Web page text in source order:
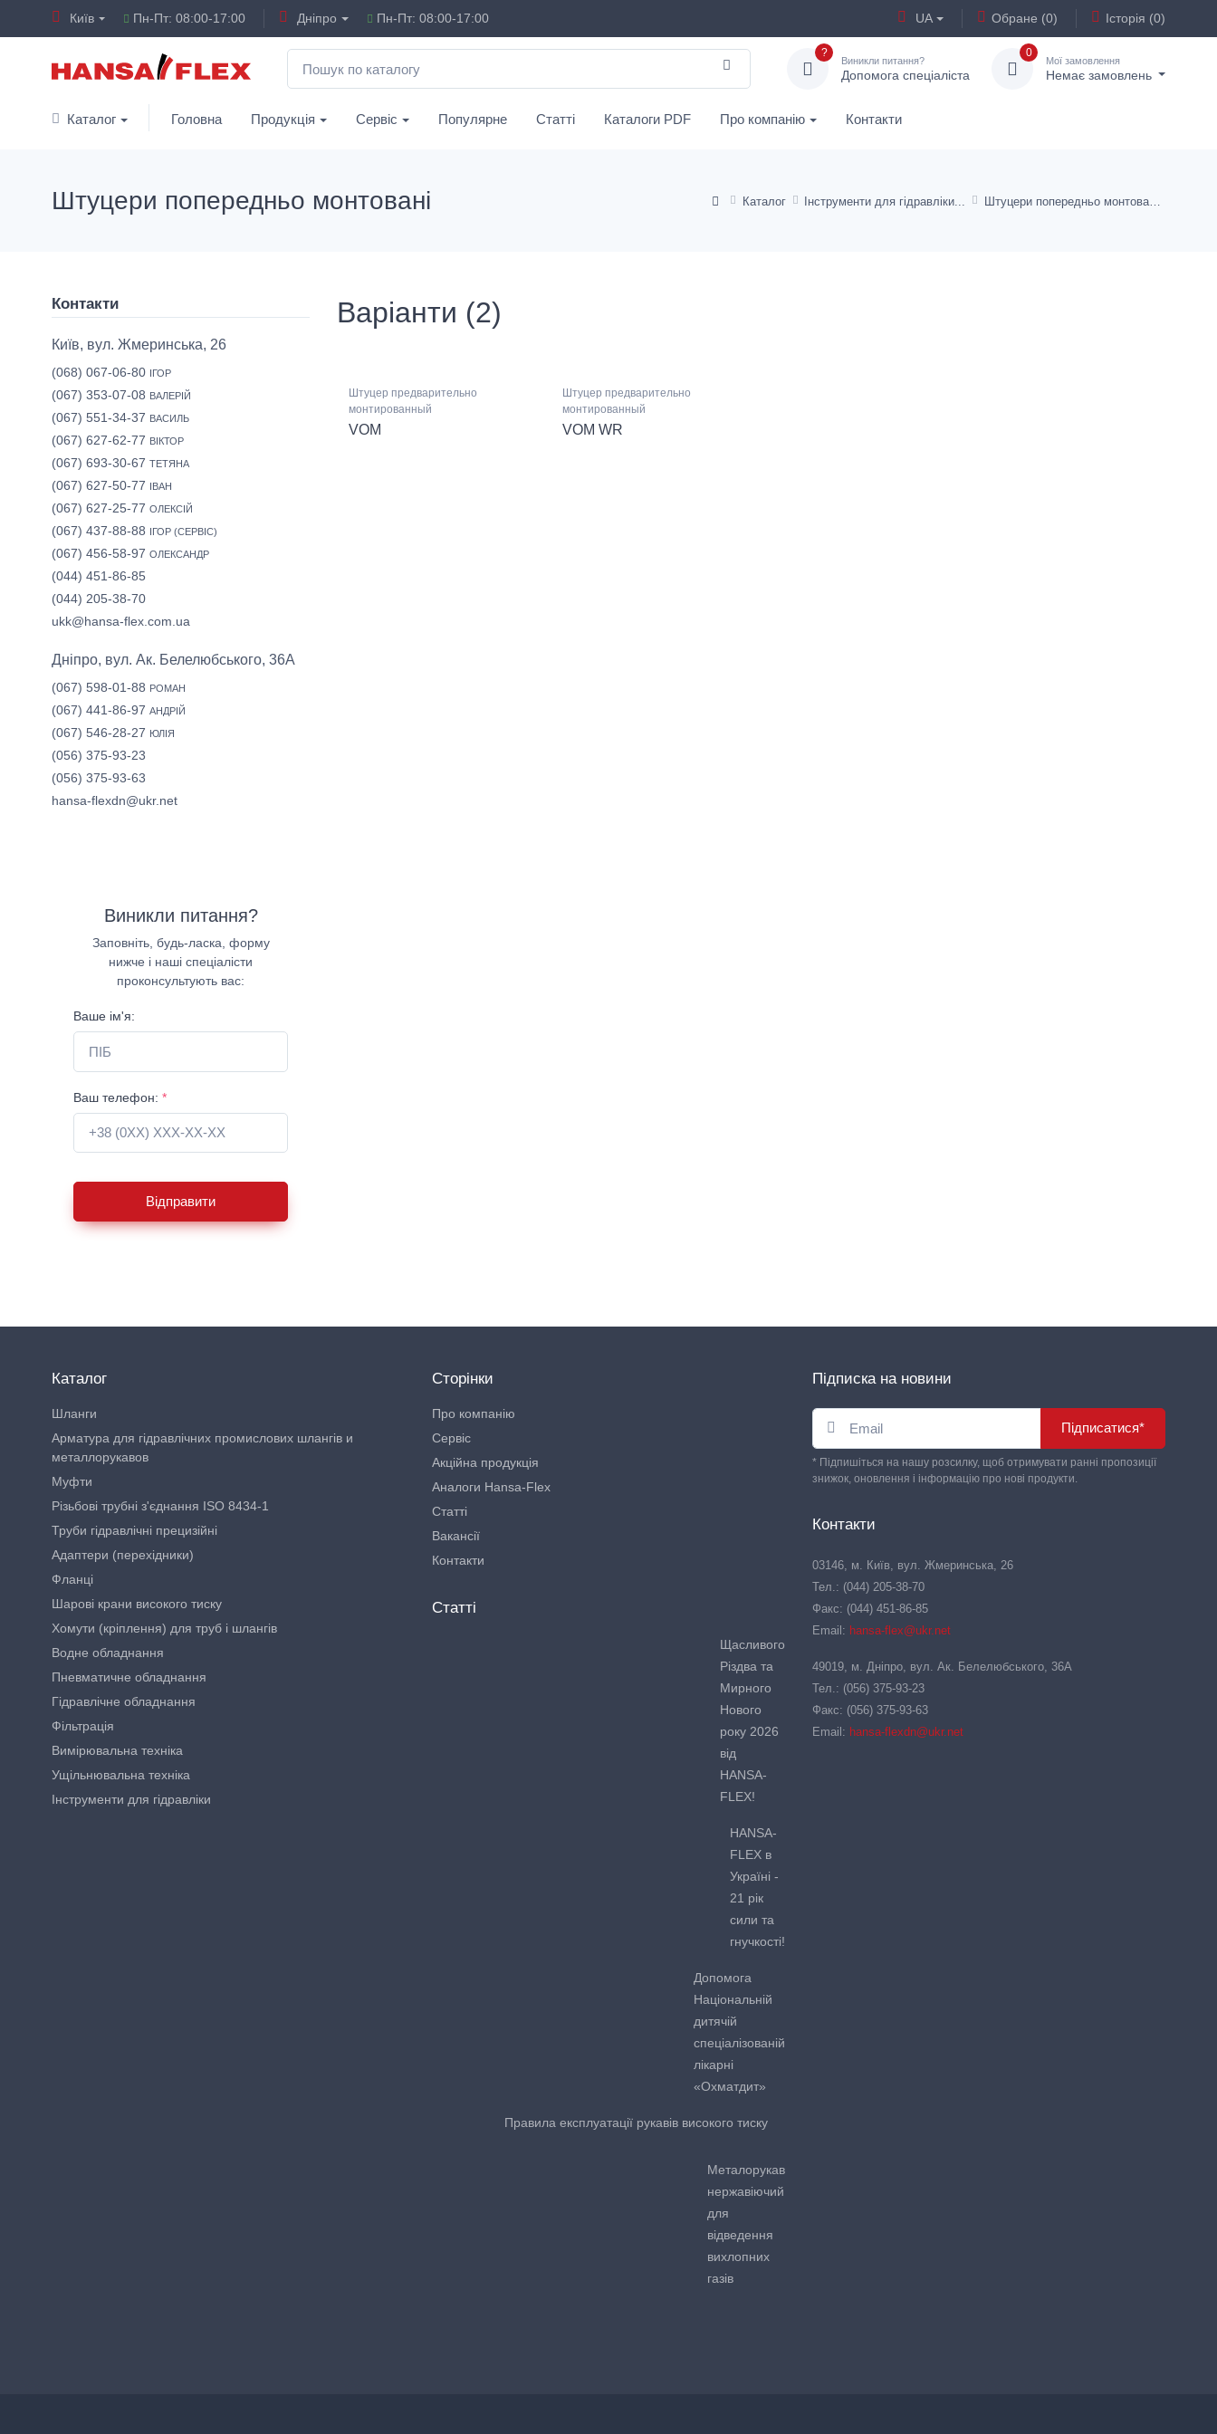
Київ Пн-Пт: 08:00-17:00 Дніпро Пн-Пт: 08:00-17:00 UA Обране (0) Історія (0)
?
Виникли питання?
Допомога спеціаліста
0
Мої замовлення
Немає замовлень
Каталог Головна Продукція Сервіс Популярне Статті Каталоги PDF Про компанію Контакти
Каталог Інструменти для гідравліки Штуцери попередньо монтовані
Штуцери попередньо монтовані
Варіанти (2)
Штуцер предварительно
монтированный
VOM
Штуцер предварительно
монтированный
VOM WR
Контакти
Київ, вул. Жмеринська, 26
(068) 067-06-80 ІГОР
(067) 353-07-08 ВАЛЕРІЙ
(067) 551-34-37 ВАСИЛЬ
(067) 627-62-77 ВІКТОР
(067) 693-30-67 ТЕТЯНА
(067) 627-50-77 ІВАН
(067) 627-25-77 ОЛЕКСІЙ
(067) 437-88-88 ІГОР (СЕРВІС)
(067) 456-58-97 ОЛЕКСАНДР
(044) 451-86-85
(044) 205-38-70
ukk@hansa-flex.com.ua
Дніпро, вул. Ак. Белелюбського, 36А
(067) 598-01-88 РОМАН
(067) 441-86-97 АНДРІЙ
(067) 546-28-27 ЮЛІЯ
(056) 375-93-23
(056) 375-93-63
hansa-flexdn@ukr.net
Виникли питання?
Заповніть, будь-ласка, форму
нижче і наші спеціалісти
проконсультують вас:
Ваше ім'я:
Ваш телефон: *
Відправити
Каталог
Шланги
Арматура для гідравлічних промислових шлангів и
металлорукавов
Муфти
Різьбові трубні з'єднання ISO 8434-1
Труби гідравлічні прецизійні
Адаптери (перехідники)
Фланці
Шарові крани високого тиску
Хомути (кріплення) для труб і шлангів
Водне обладнання
Пневматичне обладнання
Гідравлічне обладнання
Фільтрація
Вимірювальна техніка
Ущільнювальна техніка
Інструменти для гідравліки
Сторінки
Про компанію
Сервіс
Акційна продукція
Аналоги Hansa-Flex
Статті
Вакансії
Контакти
Статті
Щасливого
Різдва та
Мирного
Нового
року 2026
від
HANSA-
FLEX!
HANSA-
FLEX в
Україні -
21 рік
сили та
гнучкості!
Допомога
Національній
дитячій
спеціалізованій
лікарні
«Охматдит»
Правила експлуатації рукавів високого тиску
Металорукав
нержавіючий
для
відведення
вихлопних
газів
Підписка на новини
Підписатися*
* Підпишіться на нашу розсилку, щоб отримувати ранні пропозиції
знижок, оновлення і інформацію про нові продукти.
Контакти
03146, м. Київ, вул. Жмеринська, 26
Тел.: (044) 205-38-70
Факс: (044) 451-86-85
Email: hansa-flex@ukr.net
49019, м. Дніпро, вул. Ак. Белелюбського, 36А
Тел.: (056) 375-93-23
Факс: (056) 375-93-63
Email: hansa-flexdn@ukr.net